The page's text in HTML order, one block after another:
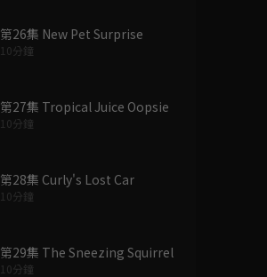
第26集 New Pet Surprise
10分鐘
第27集 Tropical Juice Oopsie
10分鐘
第28集 Curly's Lost Car
10分鐘
第29集 The Sneezing Squirrel
10分鐘